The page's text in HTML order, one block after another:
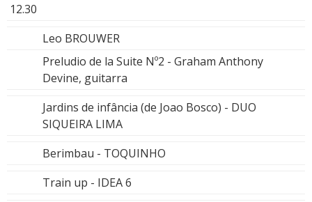
12.30
Leo BROUWER
Preludio de la Suite Nº2 - Graham Anthony
Devine, guitarra
Jardins de infância (de Joao Bosco) - DUO
SIQUEIRA LIMA
Berimbau - TOQUINHO
Train up - IDEA 6